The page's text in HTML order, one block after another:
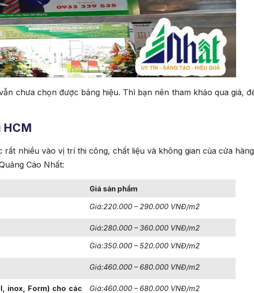
chưa chọn được bảng hiệu. Thì bạn nên tham khảo qua giá,
HCM
rất nhiều vào vị trí thi công, chất liệu và không gian của cửa
Cáo Nhất:
Giá sản phẩm
Giá:220.000 – 290.000 VNĐ/m2
Giá:280.000 – 360.000 VNĐ/m2
Giá:350.000 – 520.000 VNĐ/m2
Giá:460.000 – 680.000 VNĐ/m2
inox, Form) cho các
Giá:460.000 – 680.000 VNĐ/m2